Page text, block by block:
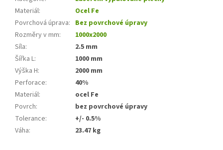
Materiál:
Ocel Fe
Povrchová úprava: Bez povrchové úpravy
Rozměry v mm:
1000x2000
Síla:
2.5 mm
Šířka L:
1000 mm
Výška H:
2000 mm
Perforace:
40%
Materiál:
ocel Fe
Povrch:
bez povrchové úpravy
Tolerance:
+/- 0.5%
Váha: 23.47 kg